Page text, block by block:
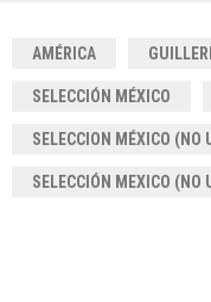
AMÉRICA
SELECCIÓN MÉXICO
SELECCION MÉXICO (NO
SELECCIÓN MEXICO (NO